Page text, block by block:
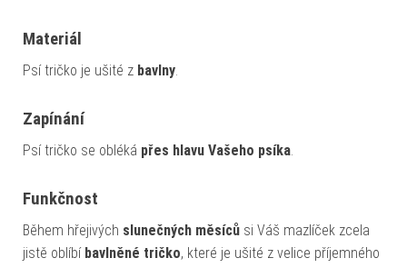
Materiál
Psí tričko je ušité z bavlny.
Zapínání
Psí tričko se obléká přes hlavu Vašeho psíka.
Funkčnost
Během hřejivých slunečných měsíců si Váš mazlíček zcela
jistě oblíbí bavlněné tričko, které je ušité z velice příjemného